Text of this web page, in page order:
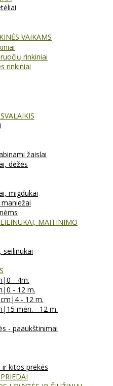
VAIKAMS
rinkiniai
rinkiniai
žaislai
dėžės
migdukai
MAITINIMO
seilinukai
- 4m.
- 12 m.
- 12 m.
mėn. - 12 m.
- paaukštinimai
kitos prekės